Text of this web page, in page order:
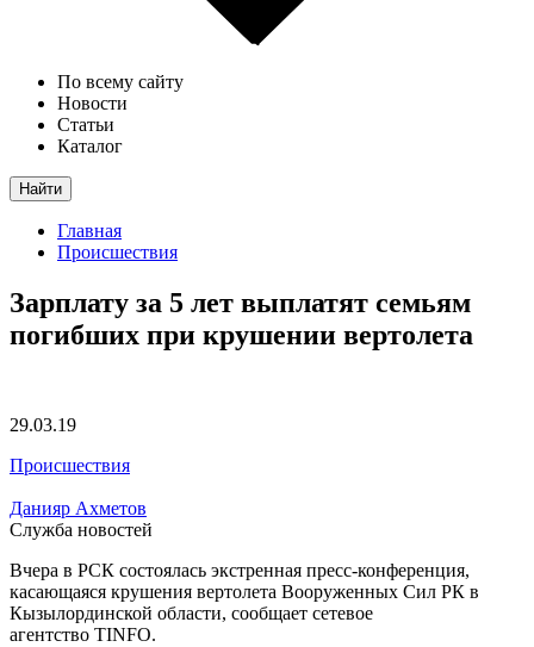
По всему сайту
Новости
Статьи
Каталог
Найти
Главная
Происшествия
Зарплату за 5 лет выплатят семьям
погибших при крушении вертолета
29.03.19
Происшествия
Данияр Ахметов
Служба новостей
Вчера в РСК состоялась экстренная пресс-конференция,
касающаяся крушения вертолета Вооруженных Сил РК в
Кызылординской области, сообщает сетевое
агентство TINFO.